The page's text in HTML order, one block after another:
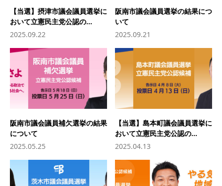
【当選】摂津市議会議員選挙に
おいて立憲民主党公認の...
2025.09.22
阪南市議会議員選挙の結果につ
いて
2025.09.21
阪南市議会議員補欠選挙の結果
について
2025.05.25
【当選】島本町議会議員選挙に
おいて立憲民主党公認の...
2025.04.13